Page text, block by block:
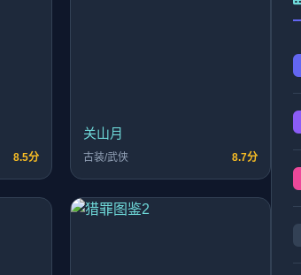
8.5分
关山月
古装/武侠 8.7分